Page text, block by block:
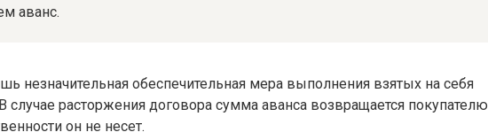
аванс.
незначительная обеспечительная мера выполнения взятых на себя
случае расторжения договора сумма аванса возвращается покупателю
он не несет.